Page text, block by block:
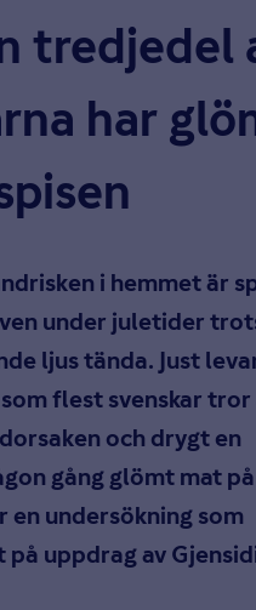
tredjedel
har
i hemmet är
under juletider
ljus tända. Just
flest svenskar tror
och drygt en
gång glömt mat på
en undersökning som
på uppdrag av